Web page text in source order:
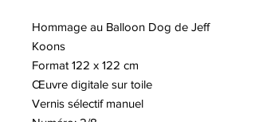
Hommage au Balloon Dog de Jeff
Koons
Format 122 x 122 cm
Œuvre digitale sur toile
Vernis sélectif manuel